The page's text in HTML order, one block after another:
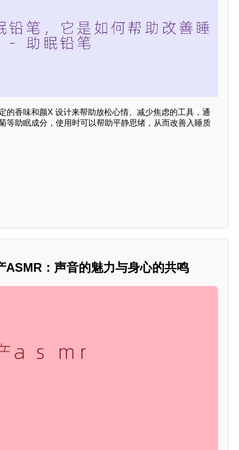
的香味和颜X 设计来帮助放松心情、减少焦虑的工具，通
等助眠成分，使用时可以帮助平静思绪，从而改善入睡质
ASMR：声音的魅力与身心的共鸣